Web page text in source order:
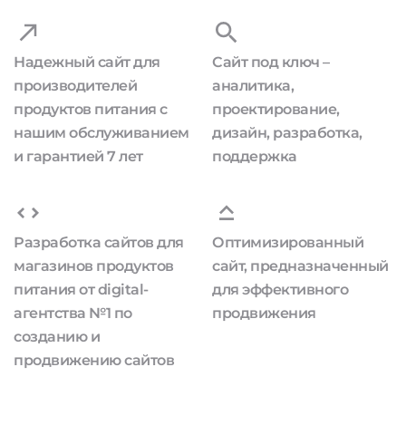
Надежный сайт для
производителей
продуктов питания с
нашим обслуживанием
и гарантией 7 лет
Сайт под ключ –
аналитика,
проектирование,
дизайн, разработка,
поддержка
Разработка сайтов для
магазинов продуктов
питания от digital-
агентства №1 по
созданию и
продвижению сайтов
Оптимизированный
сайт, предназначенный
для эффективного
продвижения